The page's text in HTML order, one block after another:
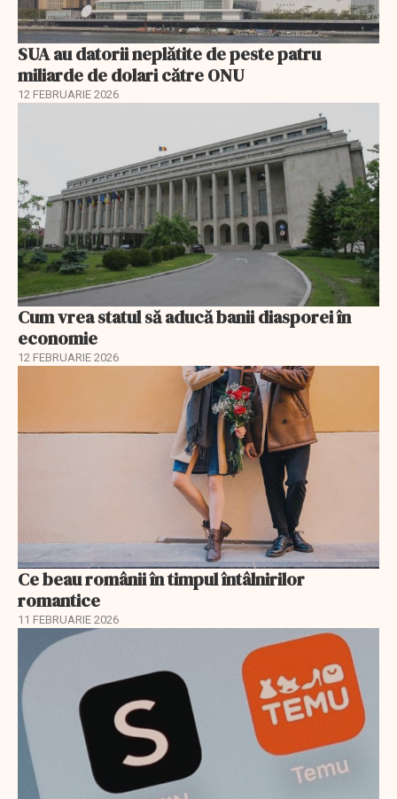
SUA au datorii neplătite de peste patru
miliarde de dolari către ONU
12 FEBRUARIE 2026
Cum vrea statul să aducă banii diasporei în
economie
12 FEBRUARIE 2026
Ce beau românii în timpul întâlnirilor
romantice
11 FEBRUARIE 2026